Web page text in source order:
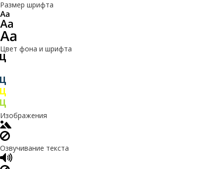
Размер шрифта
Цвет фона и шрифта
Изображения
Озвучивание текста